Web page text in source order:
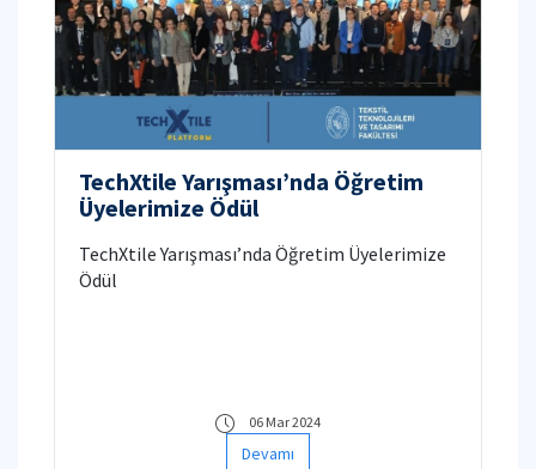
TechXtile Yarışması’nda Öğretim
Üyelerimize Ödül
TechXtile Yarışması’nda Öğretim Üyelerimize
Ödül
06 Mar 2024
Devamı